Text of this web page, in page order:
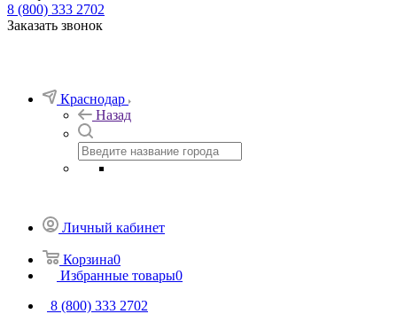
8 (800) 333 2702
Заказать звонок
Краснодар
Назад
Личный кабинет
Корзина0
Избранные товары0
8 (800) 333 2702